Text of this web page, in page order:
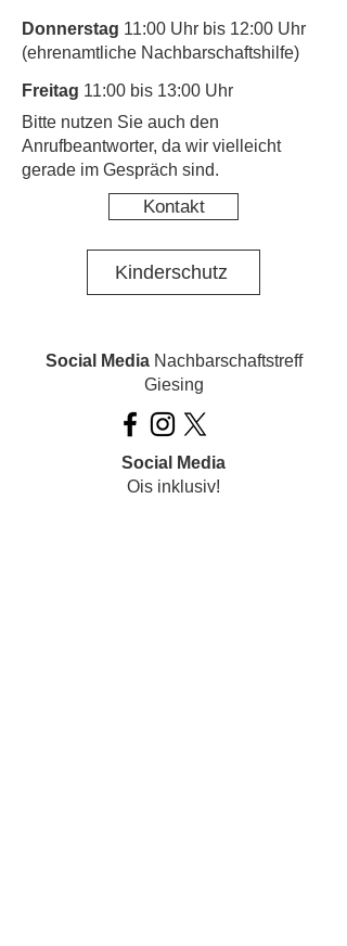
Donnerstag 11:00 Uhr bis 12:00 Uhr
(ehrenamtliche Nachbarschaftshilfe)
Freitag 11:00 bis 13:00 Uhr
​Bitte nutzen Sie auch den
Anrufbeantworter, da wir vielleicht
gerade im Gespräch sind.
Kontakt
Kinderschutz
Social MediaNachbarschaftstreff
Giesing
Social Media
Ois inklusiv!